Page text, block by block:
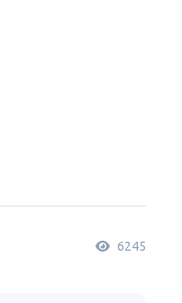
6245